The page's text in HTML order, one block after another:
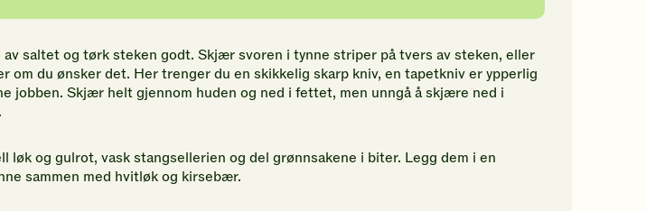
av saltet og tørk steken godt. Skjær svoren i tynne striper på tvers av steken, eller
om du ønsker det. Her trenger du en skikkelig skarp kniv, en tapetkniv er ypperlig
jobben. Skjær helt gjennom huden og ned i fettet, men unngå å skjære ned i
løk og gulrot, vask stangsellerien og del grønnsakene i biter. Legg dem i en
sammen med hvitløk og kirsebær.